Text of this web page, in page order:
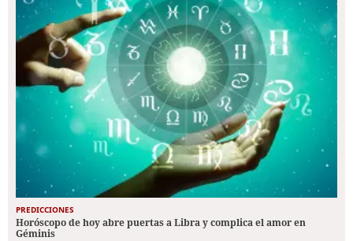
PREDICCIONES
Horóscopo de hoy abre puertas a Libra y complica el amor en
Géminis